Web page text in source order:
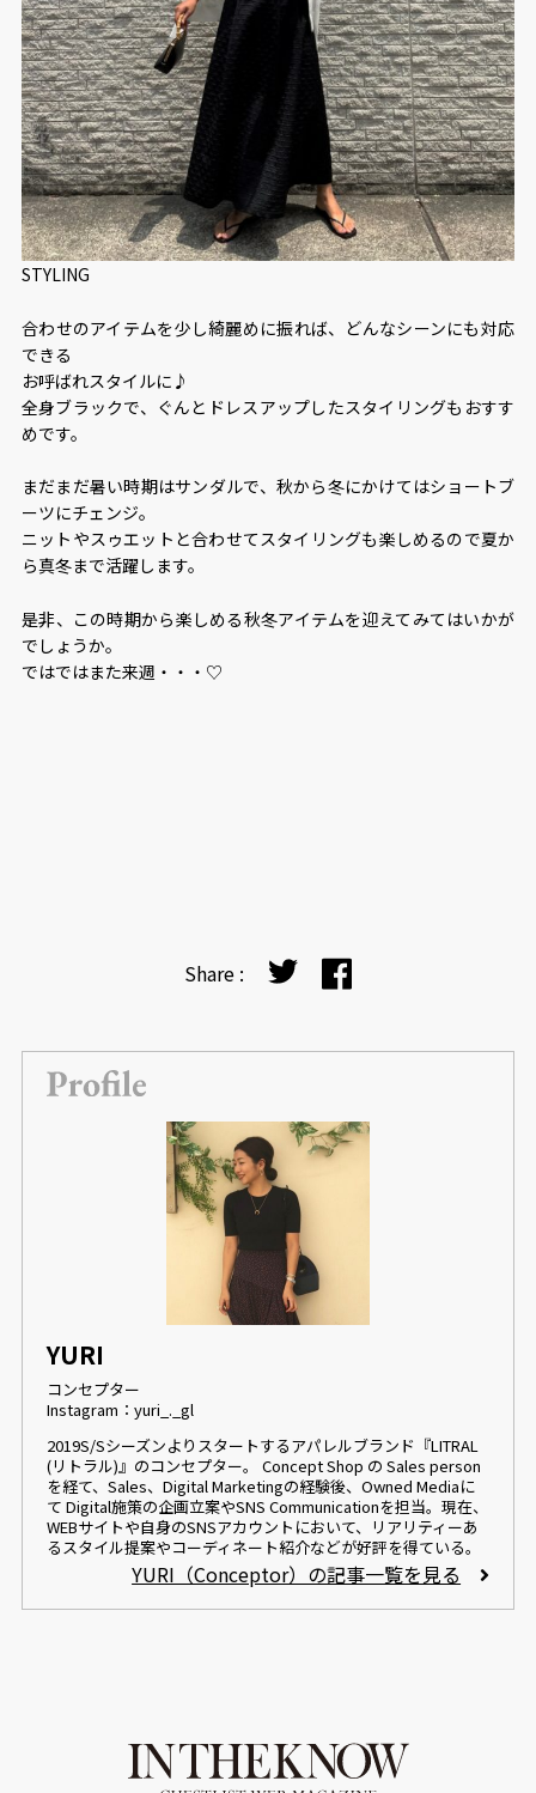
STYLING
合わせのアイテムを少し綺麗めに振れば、どんなシーンにも対応
できる
お呼ばれスタイルに♪
全身ブラックで、ぐんとドレスアップしたスタイリングもおすす
めです。
まだまだ暑い時期はサンダルで、秋から冬にかけてはショートブ
ーツにチェンジ。
ニットやスゥエットと合わせてスタイリングも楽しめるので夏か
ら真冬まで活躍します。
是非、この時期から楽しめる秋冬アイテムを迎えてみてはいかが
でしょうか。
ではではまた来週・・・♡
Share :
YURI
コンセプター
Instagram：yuri_._gl
2019S/Sシーズンよりスタートするアパレルブランド『LITRAL
(リトラル)』のコンセプター。 Concept Shop の Sales person
を経て、Sales、Digital Marketingの経験後、Owned Mediaに
て Digital施策の企画立案やSNS Communicationを担当。現在、
WEBサイトや自身のSNSアカウントにおいて、リアリティーあ
るスタイル提案やコーディネート紹介などが好評を得ている。
YURI（Conceptor）の記事一覧を見る